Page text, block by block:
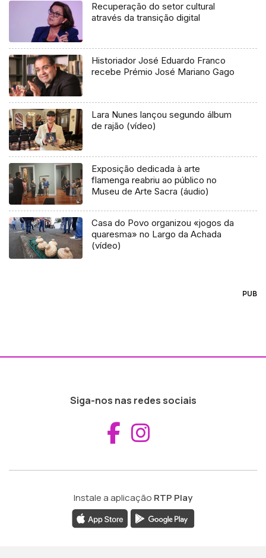
Recuperação do setor cultural
através da transição digital
Historiador José Eduardo Franco
recebe Prémio José Mariano Gago
Lara Nunes lançou segundo álbum
de rajão (vídeo)
Exposição dedicada à arte
flamenga reabriu ao público no
Museu de Arte Sacra (áudio)
Casa do Povo organizou «jogos da
quaresma» no Largo da Achada
(vídeo)
PUB
Siga-nos nas redes sociais
Aceder ao
Instale a aplicação RTP Play